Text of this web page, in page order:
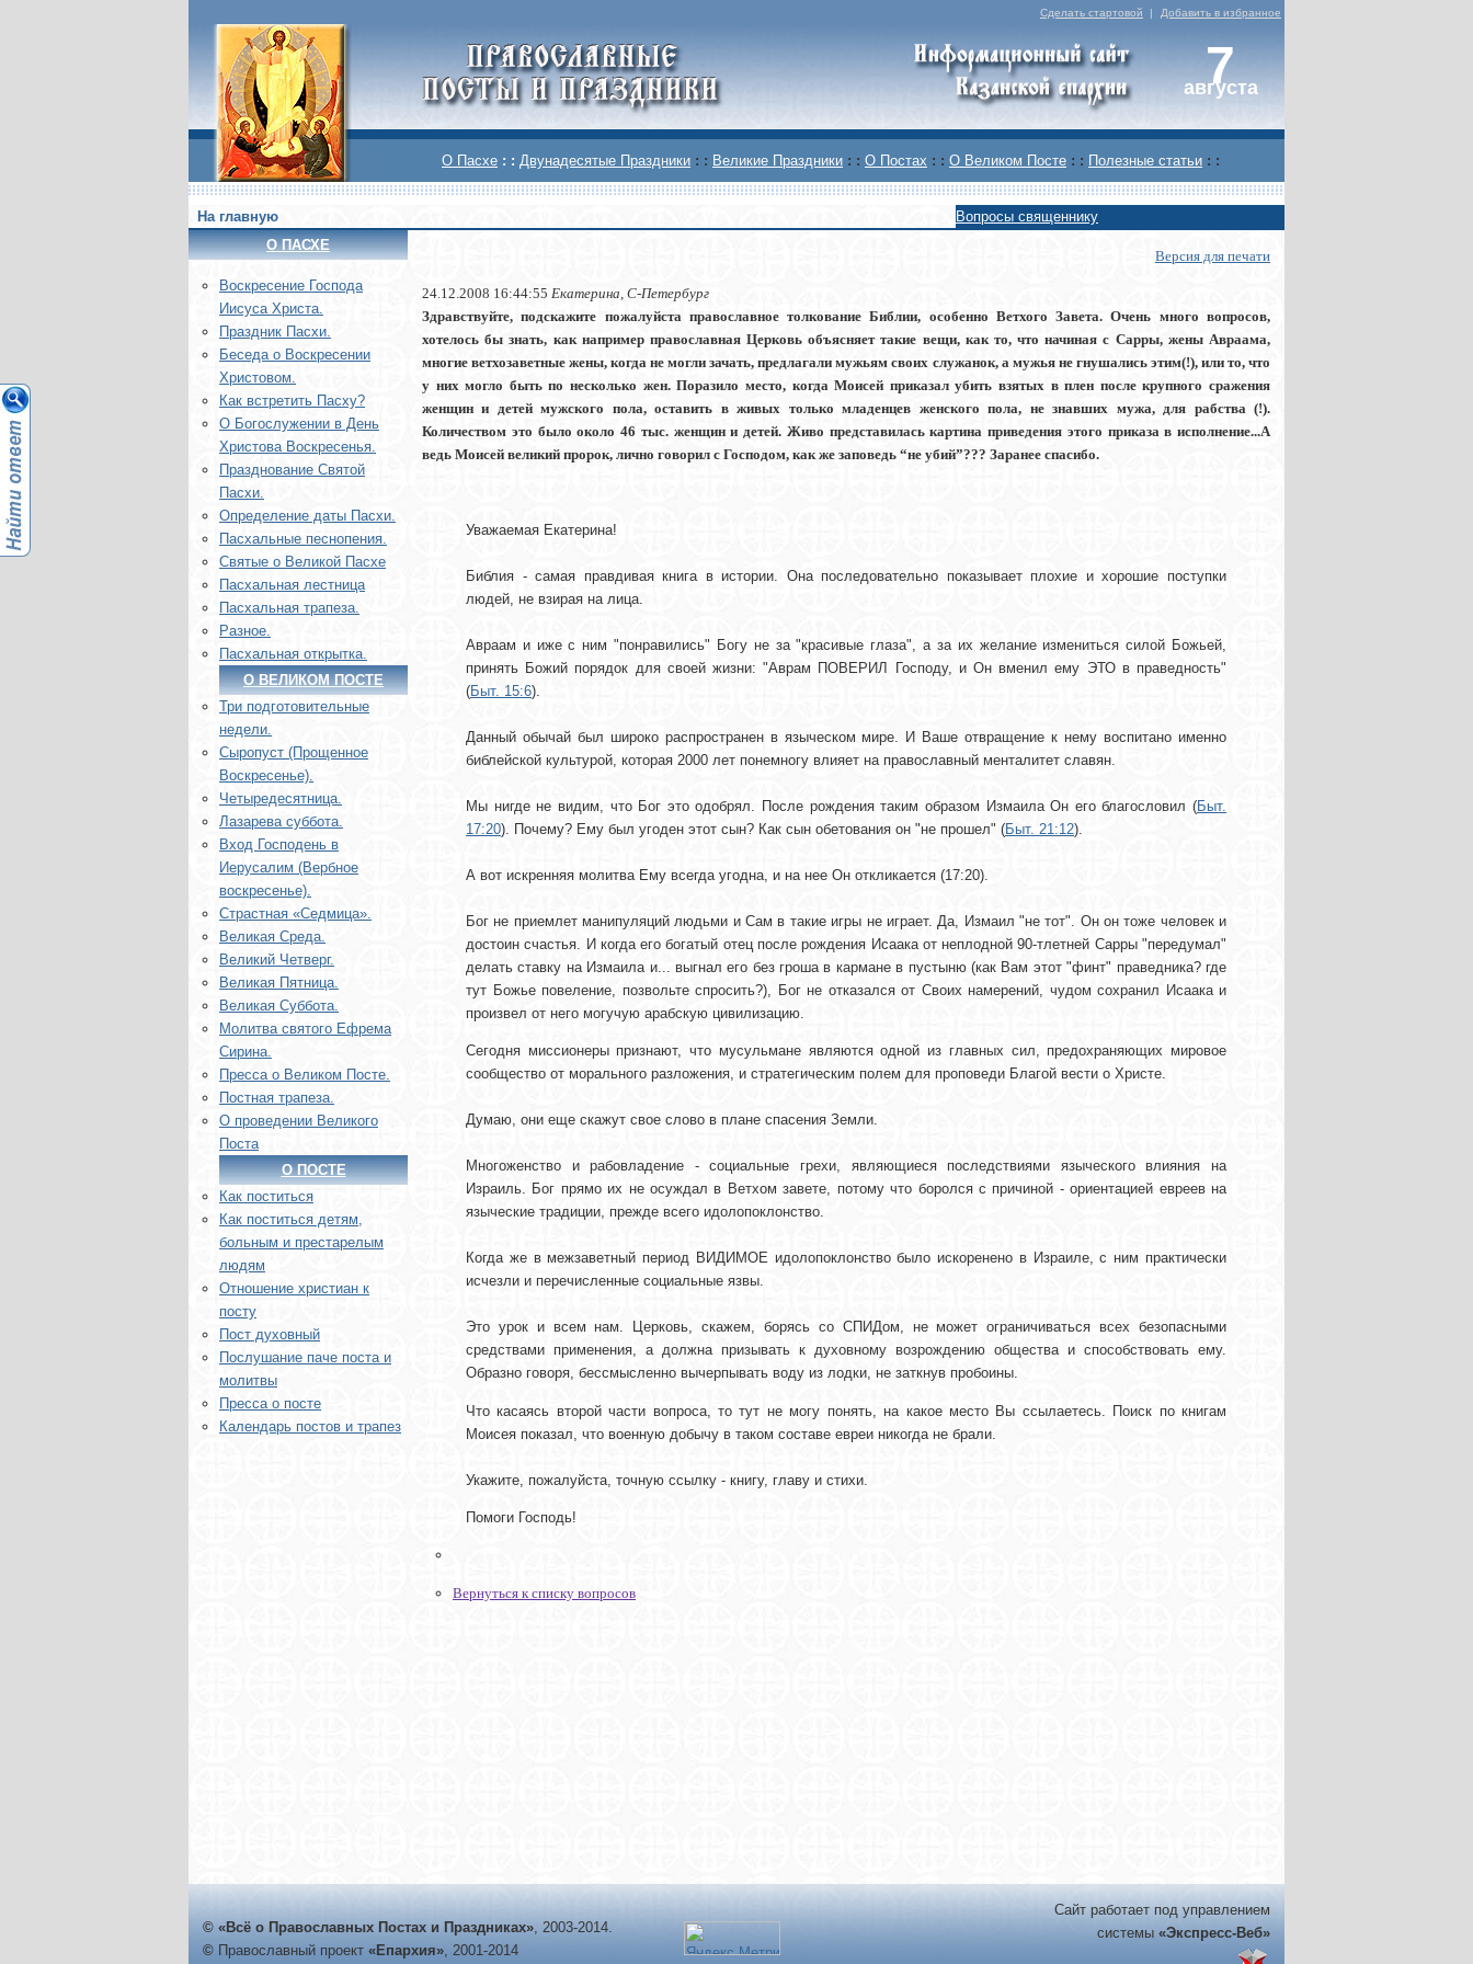
Сделать стартовой | Добавить в избранное
7
августа
О Пасхе : : Двунадесятые Праздники : : Великие Праздники : : О Постах : : О Великом Посте : : Полезные статьи : :
На главную
Вопросы священнику
О ПАСХЕ
Воскреcение Господа
Иисуса Христа.
Праздник Пасхи.
Беседа о Воскресении
Христовом.
Как встретить Пасху?
О Богослужении в День
Христова Воскресенья.
Празднование Святой
Пасхи.
Определение даты Пасхи.
Пасхальные песнопения.
Святые о Великой Пасхе
Пасхальная лестница
Пасхальная трапеза.
Разное.
Пасхальная открытка.
О ВЕЛИКОМ ПОСТЕ
Три подготовительные
недели.
Сыропуст (Прощенное
Воскресенье).
Четыредесятница.
Лазарева суббота.
Вход Господень в
Иерусалим (Вербное
воскресенье).
Страстная «Седмица».
Великая Среда.
Великий Четверг.
Великая Пятница.
Великая Суббота.
Молитва святого Ефрема
Сирина.
Пресса о Великом Посте.
Постная трапеза.
О проведении Великого
Поста
О ПОСТЕ
Как поститься
Как поститься детям,
больным и престарелым
людям
Отношение христиан к
посту
Пост духовный
Послушание паче поста и
молитвы
Пресса о посте
Календарь постов и трапез
Версия для печати
24.12.2008 16:44:55 Екатерина, С-Петербург
Здравствуйте, подскажите пожалуйста православное толкование Библии, особенно Ветхого Завета. Очень много вопросов,
хотелось бы знать, как например православная Церковь объясняет такие вещи, как то, что начиная с Сарры, жены Авраама,
многие ветхозаветные жены, когда не могли зачать, предлагали мужьям своих служанок, а мужья не гнушались этим(!), или то, что
у них могло быть по несколько жен. Поразило место, когда Моисей приказал убить взятых в плен после крупного сражения
женщин и детей мужского пола, оставить в живых только младенцев женского пола, не знавших мужа, для рабства (!).
Количеством это было около 46 тыс. женщин и детей. Живо представилась картина приведения этого приказа в исполнение...А
ведь Моисей великий пророк, лично говорил с Господом, как же заповедь “не убий”??? Заранее спасибо.
Уважаемая Екатерина!
Библия - самая правдивая книга в истории. Она последовательно показывает плохие и хорошие поступки
людей, не взирая на лица.
Авраам и иже с ним "понравились" Богу не за "красивые глаза", а за их желание измениться силой Божьей,
принять Божий порядок для своей жизни: "Аврам ПОВЕРИЛ Господу, и Он вменил ему ЭТО в праведность"
(Быт. 15:6).
Данный обычай был широко распространен в языческом мире. И Ваше отвращение к нему воспитано именно
библейской культурой, которая 2000 лет понемногу влияет на православный менталитет славян.
Мы нигде не видим, что Бог это одобрял. После рождения таким образом Измаила Он его благословил (Быт.
17:20). Почему? Ему был угоден этот сын? Как сын обетования он "не прошел" (Быт. 21:12).
А вот искренняя молитва Ему всегда угодна, и на нее Он откликается (17:20).
Бог не приемлет манипуляций людьми и Сам в такие игры не играет. Да, Измаил "не тот". Он он тоже человек и
достоин счастья. И когда его богатый отец после рождения Исаака от неплодной 90-тлетней Сарры "передумал"
делать ставку на Измаила и... выгнал его без гроша в кармане в пустыню (как Вам этот "финт" праведника? где
тут Божье повеление, позвольте спросить?), Бог не отказался от Своих намерений, чудом сохранил Исаака и
произвел от него могучую арабскую цивилизацию.
Сегодня миссионеры признают, что мусульмане являются одной из главных сил, предохраняющих мировое
сообщество от морального разложения, и стратегическим полем для проповеди Благой вести о Христе.
Думаю, они еще скажут свое слово в плане спасения Земли.
Многоженство и рабовладение - социальные грехи, являющиеся последствиями языческого влияния на
Израиль. Бог прямо их не осуждал в Ветхом завете, потому что боролся с причиной - ориентацией евреев на
языческие традиции, прежде всего идолопоклонство.
Когда же в межзаветный период ВИДИМОЕ идолопоклонство было искоренено в Израиле, с ним практически
исчезли и перечисленные социальные язвы.
Это урок и всем нам. Церковь, скажем, борясь со СПИДом, не может ограничиваться всех безопасными
средствами применения, а должна призывать к духовному возрождению общества и способствовать ему.
Образно говоря, бессмысленно вычерпывать воду из лодки, не заткнув пробоины.
Что касаясь второй части вопроса, то тут не могу понять, на какое место Вы ссылаетесь. Поиск по книгам
Моисея показал, что военную добычу в таком составе евреи никогда не брали.
Укажите, пожалуйста, точную ссылку - книгу, главу и стихи.
Помоги Господь!
Вернуться к списку вопросов
© «Всё о Православных Постах и Праздниках», 2003-2014.
© Православный проект «Епархия», 2001-2014
Сайт работает под управлением
системы «Экспресс-Веб»